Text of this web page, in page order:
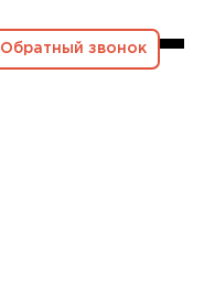
Обратный звонок